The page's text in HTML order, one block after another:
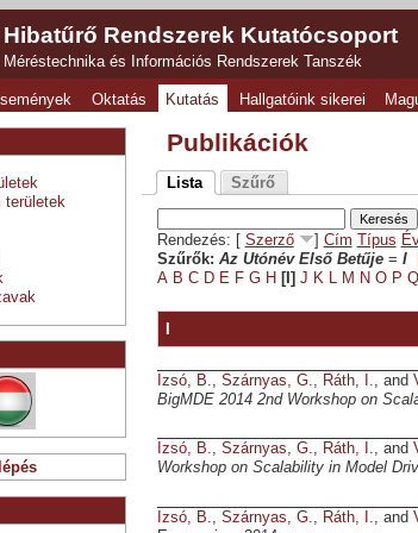
Hibatűrő Rendszerek Kutatócsoport
Méréstechnika és Információs Rendszerek Tanszék
Oktatás Kutatás Hallgatóink sikerei
Publikációk
Lista Szűrő
Rendezés: [ Szerző Cím Típus
Szűrők: Az Utónév Első Betűje= I
A B C D E F G H [I] J K L M N O P Q
Izsó, B. Szárnyas, G. Ráth, I. , and
BigMDE 2014 2nd Workshop on
Izsó, B., Szárnyas, G., Ráth, I., and
Workshop on Scalability in Model
Izsó, B., Szárnyas, G., Ráth, I., and
területek